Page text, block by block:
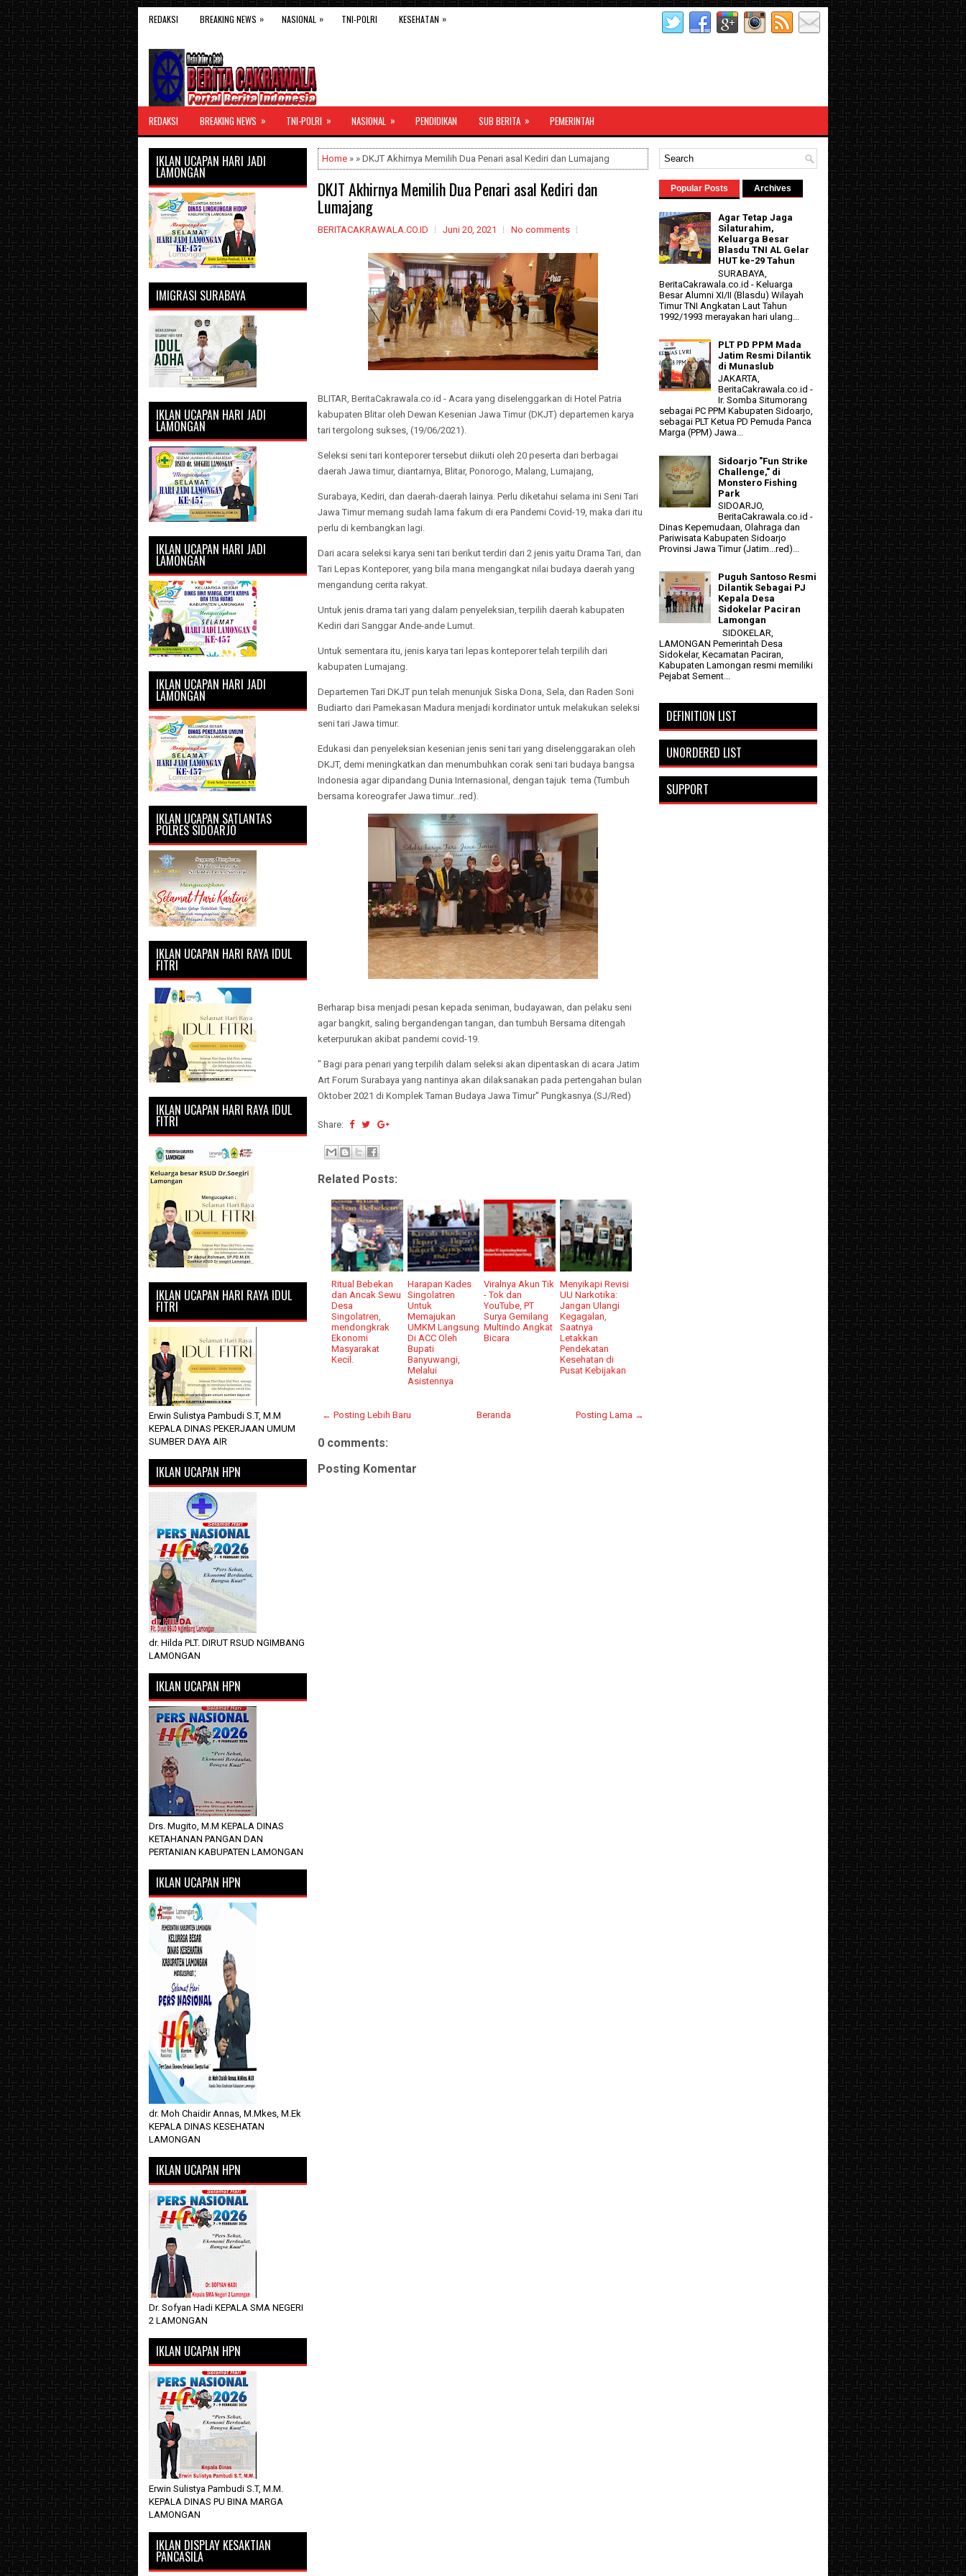
REDAKSI BREAKING NEWS » NASIONAL » TNI-POLRI KESEHATAN »
REDAKSI BREAKING NEWS » TNI-POLRI » NASIONAL » PENDIDIKAN SUB BERITA » PEMERINTAH
Home » » DKJT Akhirnya Memilih Dua Penari asal Kediri dan Lumajang
DKJT Akhirnya Memilih Dua Penari asal Kediri dan
Lumajang
BERITACAKRAWALA.CO.ID Juni 20, 2021 No comments
BLITAR, BeritaCakrawala.co.id - Acara yang diselenggarkan di Hotel Patria
kabupaten Blitar oleh Dewan Kesenian Jawa Timur (DKJT) departemen karya
tari tergolong sukses, (19/06/2021).
Seleksi seni tari konteporer tersebut diikuti oleh 20 peserta dari berbagai
daerah Jawa timur, diantarnya, Blitar, Ponorogo, Malang, Lumajang,
Surabaya, Kediri, dan daerah-daerah lainya. Perlu diketahui selama ini Seni Tari
Jawa Timur memang sudah lama fakum di era Pandemi Covid-19, maka dari itu
perlu di kembangkan lagi.
Dari acara seleksi karya seni tari berikut terdiri dari 2 jenis yaitu Drama Tari, dan
Tari Lepas Konteporer, yang bila mana mengangkat nilai budaya daerah yang
mengandung cerita rakyat.
Untuk jenis drama tari yang dalam penyeleksian, terpilih daerah kabupaten
Kediri dari Sanggar Ande-ande Lumut.
Untuk sementara itu, jenis karya tari lepas konteporer telah terpilih dari
kabupaten Lumajang.
Departemen Tari DKJT pun telah menunjuk Siska Dona, Sela, dan Raden Soni
Budiarto dari Pamekasan Madura menjadi kordinator untuk melakukan seleksi
seni tari Jawa timur.
Edukasi dan penyeleksian kesenian jenis seni tari yang diselenggarakan oleh
DKJT, demi meningkatkan dan menumbuhkan corak seni tari budaya bangsa
Indonesia agar dipandang Dunia Internasional, dengan tajuk tema (Tumbuh
bersama koreografer Jawa timur...red).
Berharap bisa menjadi pesan kepada seniman, budayawan, dan pelaku seni
agar bangkit, saling bergandengan tangan, dan tumbuh Bersama ditengah
keterpurukan akibat pandemi covid-19.
" Bagi para penari yang terpilih dalam seleksi akan dipentaskan di acara Jatim
Art Forum Surabaya yang nantinya akan dilaksanakan pada pertengahan bulan
Oktober 2021 di Komplek Taman Budaya Jawa Timur" Pungkasnya.(SJ/Red)
Share:
Related Posts:
Ritual Bebekan
dan Ancak Sewu
Desa
Singolatren,
mendongkrak
Ekonomi
Masyarakat
Kecil.
Harapan Kades
Singolatren
Untuk
Memajukan
UMKM Langsung
Di ACC Oleh
Bupati
Banyuwangi,
Melalui
Asistennya
Viralnya Akun Tik
- Tok dan
YouTube, PT
Surya Gemilang
Multindo Angkat
Bicara
Menyikapi Revisi
UU Narkotika:
Jangan Ulangi
Kegagalan,
Saatnya
Letakkan
Pendekatan
Kesehatan di
Pusat Kebijakan
← Posting Lebih Baru Posting Lama →
Beranda
0 comments:
Posting Komentar
IKLAN UCAPAN HARI JADI
LAMONGAN
IMIGRASI SURABAYA
IKLAN UCAPAN HARI JADI
LAMONGAN
IKLAN UCAPAN HARI JADI
LAMONGAN
IKLAN UCAPAN HARI JADI
LAMONGAN
IKLAN UCAPAN SATLANTAS
POLRES SIDOARJO
IKLAN UCAPAN HARI RAYA IDUL
FITRI
IKLAN UCAPAN HARI RAYA IDUL
FITRI
IKLAN UCAPAN HARI RAYA IDUL
FITRI
Erwin Sulistya Pambudi S.T, M.M
KEPALA DINAS PEKERJAAN UMUM
SUMBER DAYA AIR
IKLAN UCAPAN HPN
dr. Hilda PLT. DIRUT RSUD NGIMBANG
LAMONGAN
IKLAN UCAPAN HPN
Drs. Mugito, M.M KEPALA DINAS
KETAHANAN PANGAN DAN
PERTANIAN KABUPATEN LAMONGAN
IKLAN UCAPAN HPN
dr. Moh Chaidir Annas, M.Mkes, M.Ek
KEPALA DINAS KESEHATAN
LAMONGAN
IKLAN UCAPAN HPN
Dr. Sofyan Hadi KEPALA SMA NEGERI
2 LAMONGAN
IKLAN UCAPAN HPN
Erwin Sulistya Pambudi S.T, M.M.
KEPALA DINAS PU BINA MARGA
LAMONGAN
IKLAN DISPLAY KESAKTIAN
PANCASILA
Popular Posts Archives
Agar Tetap Jaga
Silaturahim,
Keluarga Besar
Blasdu TNI AL Gelar
HUT ke-29 Tahun
SURABAYA,
BeritaCakrawala.co.id - Keluarga
Besar Alumni XI/II (Blasdu) Wilayah
Timur TNI Angkatan Laut Tahun
1992/1993 merayakan hari ulang...
PLT PD PPM Mada
Jatim Resmi Dilantik
di Munaslub
JAKARTA,
BeritaCakrawala.co.id -
Ir. Somba Situmorang
sebagai PC PPM Kabupaten Sidoarjo,
sebagai PLT Ketua PD Pemuda Panca
Marga (PPM) Jawa...
Sidoarjo "Fun Strike
Challenge," di
Monstero Fishing
Park
SIDOARJO,
BeritaCakrawala.co.id -
Dinas Kepemudaan, Olahraga dan
Pariwisata Kabupaten Sidoarjo
Provinsi Jawa Timur (Jatim...red)...
Puguh Santoso Resmi
Dilantik Sebagai PJ
Kepala Desa
Sidokelar Paciran
Lamongan
SIDOKELAR,
LAMONGAN Pemerintah Desa
Sidokelar, Kecamatan Paciran,
Kabupaten Lamongan resmi memiliki
Pejabat Sement...
DEFINITION LIST
UNORDERED LIST
SUPPORT